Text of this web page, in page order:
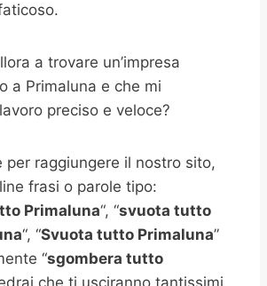
a trovare un’impresa
a Primaluna e che mi
preciso e veloce?
per raggiungere il nostro sito,
frasi o parole tipo:
Primaluna“, “svuota tutto
“, “Svuota tutto Primaluna”
“sgombera tutto
che ti usciranno tantissimi